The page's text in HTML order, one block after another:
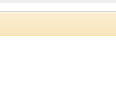
专业村麻花庄